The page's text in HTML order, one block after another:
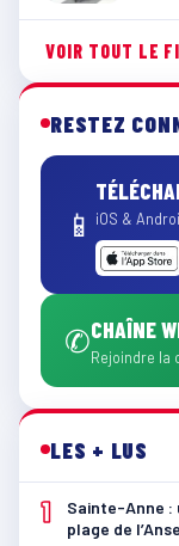
VOIR TOUT LE
RESTEZ
📱 iOS &
✆CHAÎNE
Rejoindre la
LES + LUS
1
Sainte-Anne :
plage de